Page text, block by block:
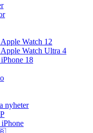
Watch 12
Watch Ultra 4
18
nyheter